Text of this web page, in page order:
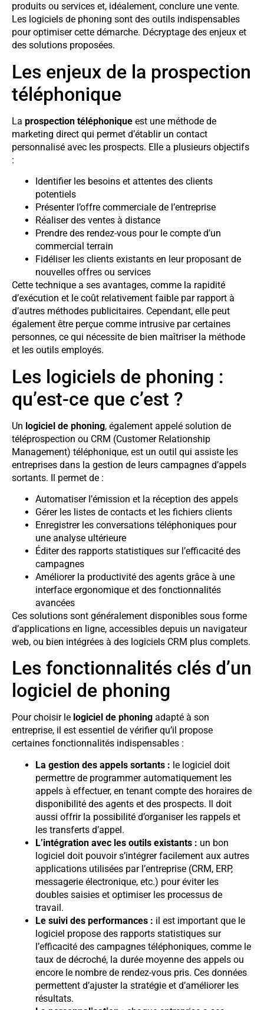
produits ou services et, idéalement, conclure une vente.
Les logiciels de phoning sont des outils indispensables
pour optimiser cette démarche. Décryptage des enjeux et
des solutions proposées.
Les enjeux de la prospection
téléphonique
La prospection téléphonique est une méthode de
marketing direct qui permet d’établir un contact
personnalisé avec les prospects. Elle a plusieurs objectifs
:
Identifier les besoins et attentes des clients
potentiels
Présenter l’offre commerciale de l’entreprise
Réaliser des ventes à distance
Prendre des rendez-vous pour le compte d’un
commercial terrain
Fidéliser les clients existants en leur proposant de
nouvelles offres ou services
Cette technique a ses avantages, comme la rapidité
d’exécution et le coût relativement faible par rapport à
d’autres méthodes publicitaires. Cependant, elle peut
également être perçue comme intrusive par certaines
personnes, ce qui nécessite de bien maîtriser la méthode
et les outils employés.
Les logiciels de phoning :
qu’est-ce que c’est ?
Un logiciel de phoning, également appelé solution de
téléprospection ou CRM (Customer Relationship
Management) téléphonique, est un outil qui assiste les
entreprises dans la gestion de leurs campagnes d’appels
sortants. Il permet de :
Automatiser l’émission et la réception des appels
Gérer les listes de contacts et les fichiers clients
Enregistrer les conversations téléphoniques pour
une analyse ultérieure
Éditer des rapports statistiques sur l’efficacité des
campagnes
Améliorer la productivité des agents grâce à une
interface ergonomique et des fonctionnalités
avancées
Ces solutions sont généralement disponibles sous forme
d’applications en ligne, accessibles depuis un navigateur
web, ou bien intégrées à des logiciels CRM plus complets.
Les fonctionnalités clés d’un
logiciel de phoning
Pour choisir le logiciel de phoning adapté à son
entreprise, il est essentiel de vérifier qu’il propose
certaines fonctionnalités indispensables :
La gestion des appels sortants : le logiciel doit
permettre de programmer automatiquement les
appels à effectuer, en tenant compte des horaires de
disponibilité des agents et des prospects. Il doit
aussi offrir la possibilité d’organiser les rappels et
les transferts d’appel.
L’intégration avec les outils existants : un bon
logiciel doit pouvoir s’intégrer facilement aux autres
applications utilisées par l’entreprise (CRM, ERP,
messagerie électronique, etc.) pour éviter les
doubles saisies et optimiser les processus de
travail.
Le suivi des performances : il est important que le
logiciel propose des rapports statistiques sur
l’efficacité des campagnes téléphoniques, comme le
taux de décroché, la durée moyenne des appels ou
encore le nombre de rendez-vous pris. Ces données
permettent d’ajuster la stratégie et d’améliorer les
résultats.